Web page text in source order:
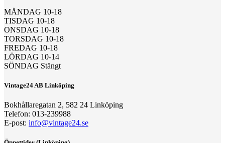
MÅNDAG 10-18
TISDAG 10-18
ONSDAG 10-18
TORSDAG 10-18
FREDAG 10-18
LÖRDAG 10-14
SÖNDAG Stängt
Vintage24 AB Linköping
Bokhållaregatan 2, 582 24 Linköping
Telefon: 013-239988
E-post: info@vintage24.se